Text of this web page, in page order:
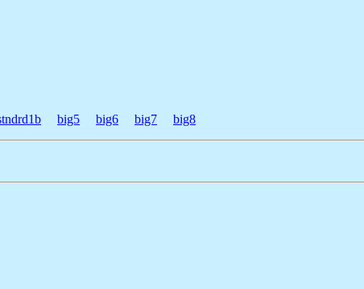
big5 big6 big7 big8